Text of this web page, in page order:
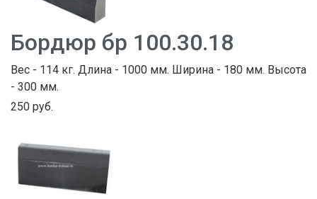
Бордюр бр 100.30.18
Вес - 114 кг. Длина - 1000 мм. Ширина - 180 мм. Высота
- 300 мм.
250 руб.